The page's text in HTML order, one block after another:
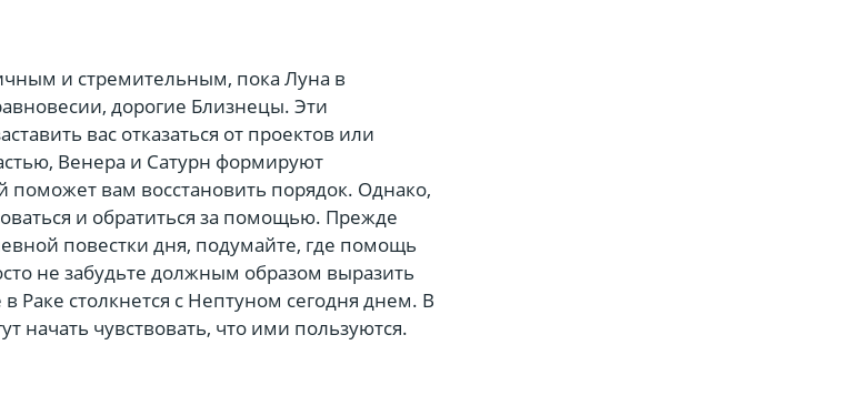
и стремительным, пока Луна в
дорогие Близнецы. Эти
вас отказаться от проектов или
Венера и Сатурн формируют
поможет вам восстановить порядок. Однако,
и обратиться за помощью. Прежде
повестки дня, подумайте, где помощь
не забудьте должным образом выразить
Раке столкнется с Нептуном сегодня днем. В
начать чувствовать, что ими пользуются.